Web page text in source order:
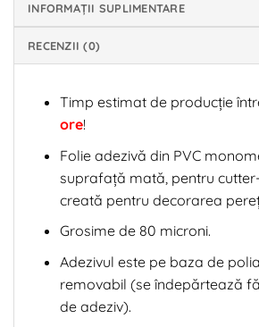
INFORMAȚII SUPLIMENTARE
RECENZII (0)
Timp estimat de producție
ore!
Folie adezivă din PVC
suprafață mată, pentru
creată pentru decorarea
Grosime de 80 microni.
Adezivul este pe baza de
removabil (se îndepărtează
de adeziv).